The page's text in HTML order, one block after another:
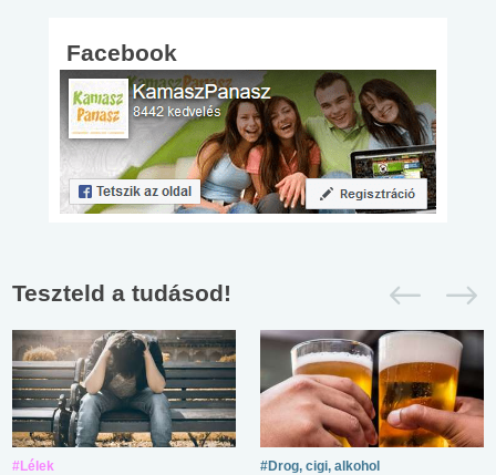
Facebook
Teszteld a tudásod!
#Lélek #Drog, cigi, alkohol